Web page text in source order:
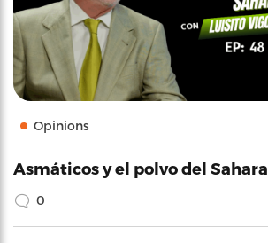
Opinions
Asmáticos y el polvo del Sahara
0